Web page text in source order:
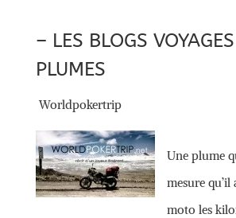
– LES BLOGS
PLUMES
Worldpokertrip
Une plume
mesure qu’il
moto les